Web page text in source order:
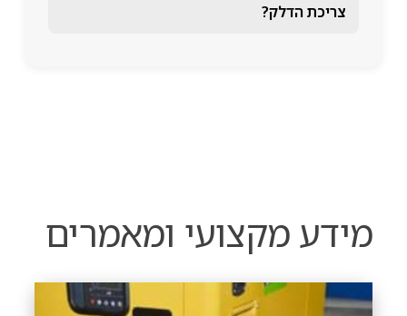
צריכת הדלק?
מידע מקצועי ומאמרים